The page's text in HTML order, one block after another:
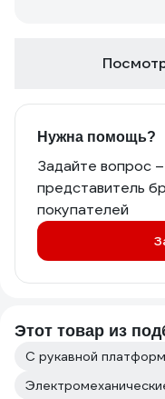
Нужна помощь?
Задайте вопрос
представитель
покупателей
Этот товар из
С рукавной